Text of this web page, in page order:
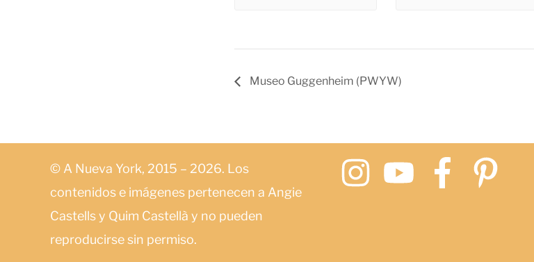
Museo Guggenheim (PWYW)
© A Nueva York, 2015 – 2026. Los
contenidos e imágenes pertenecen a Angie
Castells y Quim Castellà y no pueden
reproducirse sin permiso.